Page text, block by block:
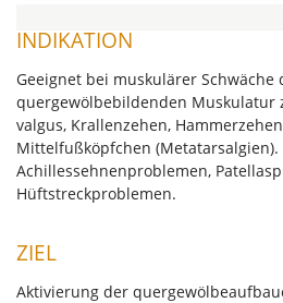
INDIKATION
Geeignet bei muskulärer Schwäche
quergewölbebildenden Muskulatur
valgus, Krallenzehen,
Mittelfußköpfchen (Metatarsalgien).
Achillessehnenproblemen,
Hüftstreckproblemen.
ZIEL
Aktivierung der